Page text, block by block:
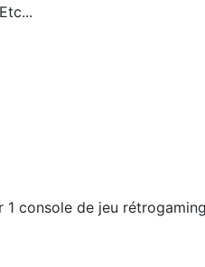
console de jeu